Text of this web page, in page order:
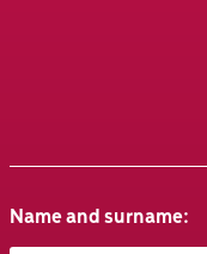
Name and surname: